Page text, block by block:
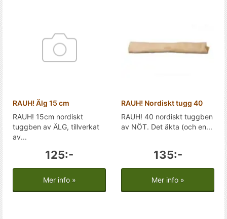
RAUH! Älg 15 cm
RAUH! 15cm nordiskt
tuggben av ÄLG, tillverkat
av...
125:-
Mer info »
RAUH! Nordiskt tugg 40
RAUH! 40 nordiskt tuggben
av NÖT. Det äkta (och en...
135:-
Mer info »